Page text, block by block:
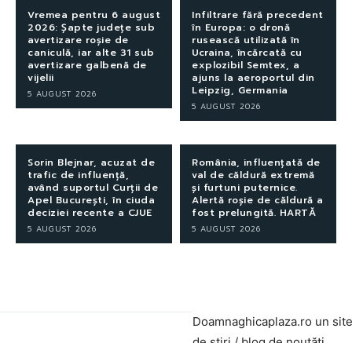
Vremea pentru 6 august
2026: Șapte județe sub
avertizare roșie de
caniculă, iar alte 31 sub
avertizare galbenă de
vijelii
5 AUGUST 2026
Infiltrare fără precedent
în Europa: o dronă
rusească utilizată în
Ucraina, încărcată cu
explozibil Semtex, a
ajuns la aeroportul din
Leipzig, Germania
5 AUGUST 2026
Sorin Blejnar, acuzat de
trafic de influență,
având suportul Curții de
Apel București, în ciuda
deciziei recente a CJUE
5 AUGUST 2026
România, influențată de
val de căldură extremă
și furtuni puternice.
Alertă roșie de căldură a
fost prelungită. HARTĂ
5 AUGUST 2026
Doamnaghicaplaza.ro un site